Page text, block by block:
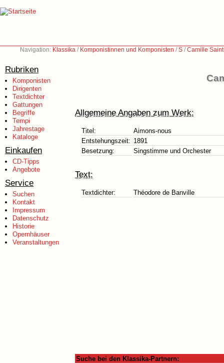
Navigation: Klassika / Komponistinnen und Komponisten /S /Camille
Rubriken
Komponisten
Dirigenten
Textdichter
Gattungen
Begriffe
Tempi
Jahrestage
Kataloge
Einkaufen
CD-Tipps
Angebote
Service
Suchen
Kontakt
Impressum
Datenschutz
Historie
Opernhäuser
Veranstaltungen
Allgemeine Angaben zum Werk:
Titel:
Aimons-nous
Entstehungszeit: 1891
Besetzung:
Singstimme und Orchester
Text:
Textdichter: Théodore de Banville
Suche bei den Klassika-Partnern: